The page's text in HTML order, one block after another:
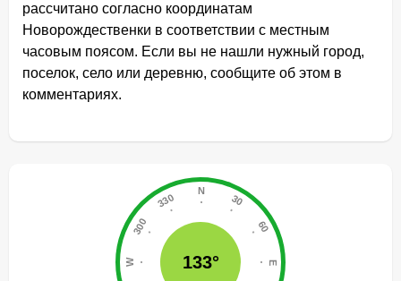
рассчитано согласно координатам
Новорождественки в соответствии с местным
часовым поясом. Если вы не нашли нужный город,
поселок, село или деревню, сообщите об этом в
комментариях.
133°